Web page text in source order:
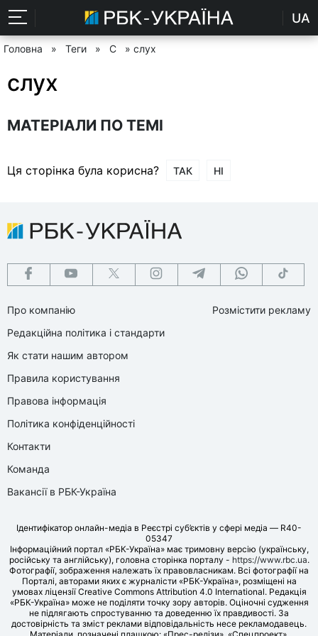
UA
Головна » Теги » С » слух
слух
МАТЕРІАЛИ ПО ТЕМІ
Ця сторінка була корисна? ТАК НІ
Про компанію
Редакційна політика і стандарти
Як стати нашим автором
Правила користування
Правова інформація
Політика конфіденційності
Контакти
Команда
Вакансії в РБК-Україна
Розмістити рекламу
Ідентифікатор онлайн-медіа в Реєстрі суб’єктів у сфері медіа — R40-
05347
Інформаційний портал «РБК-Україна» має тримовну версію (українську,
російську та англійську), головна сторінка порталу - https://www.rbc.ua.
Фотографії, зображення належать їх правовласникам. Всі фотографії на
Порталі, авторами яких є журналісти «РБК-Україна», розміщені на
умовах ліцензії Creative Commons Attribution 4.0 International. Редакція
«РБК-Україна» може не поділяти точку зору авторів. Оціночні судження
не підлягають спростуванню та доведенню їх правдивості. За
достовірність та зміст реклами відповідальність несе рекламодавець.